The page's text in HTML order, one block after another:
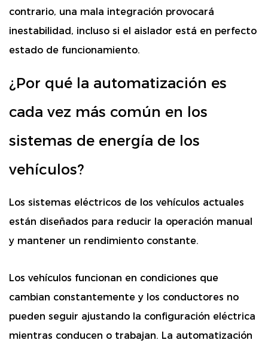
contrario, una mala integración provocará
inestabilidad, incluso si el aislador está en perfecto
estado de funcionamiento.
¿Por qué la automatización es
cada vez más común en los
sistemas de energía de los
vehículos?
Los sistemas eléctricos de los vehículos actuales
están diseñados para reducir la operación manual
y mantener un rendimiento constante.
Los vehículos funcionan en condiciones que
cambian constantemente y los conductores no
pueden seguir ajustando la configuración eléctrica
mientras conducen o trabajan. La automatización